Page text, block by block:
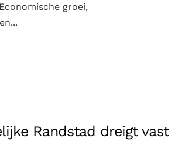
groei,
Randstad dreigt vast